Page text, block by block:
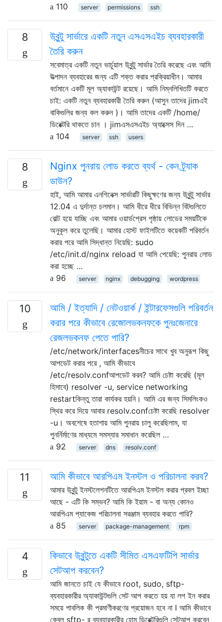
110
server permissions ssh
8
উবুন্টু সার্ভারে একটি নতুন এসএসএইচ ব্যবহারকারী
তৈরি করুন
সবেমাত্র একটি নতুন ভার্চুয়াল উবুন্টু সার্ভার তৈরি করেছে এবং আমি
উত্পাদন ব্যবহারের জন্য এটি শক্ত করার প্রক্রিয়াধীন। আমার
বর্তমানে একটি মূল অ্যাকাউন্ট রয়েছে। আমি নিম্নলিখিতটি করতে
চাই: একটি নতুন ব্যবহারকারী তৈরি করুন (আসুন তাদের jimএই
বাকিগুলির জন্য কল করুন )। আমি তাদের একটি /home/
ডিরেক্টরি থাকতে চান । jimএসএসএইচ অ্যাক্সেস দিন …
104
server ssh users
8
Nginx পুনরায় লোড করতে ব্যর্থ - কেন ট্র্যাক
ডাউন?
হাই, আমি আমার এনগিনেক্স সার্ভারটি কিছুক্ষণের জন্য উবুন্টু সার্ভার
12.04 এ দুর্দান্ত চলমান। আমি ধীরে ধীরে বিভিন্ন বিটগুলিতে
বোল্ট হয়ে যাচ্ছি এবং আমার ওয়ার্ডপ্রেস পৃষ্ঠায় লোডের সময়টিকে
অনুকূল করে তুলেছি। আমার হোস্ট ফাইলটিতে কয়েকটি পরিবর্তন
করার পরে আমি সিদ্ধান্ত নিয়েছি: sudo
/etc/init.d/nginx reload যা আমি পেয়েছি: পুনরায় লোড
করা হচ্ছে …
96
server nginx debugging wordpress
10
আমি / ইত্যাদি / নেটওয়ার্ক / ইন্টারফেসগুলি পরিবর্তন
করার পরে কীভাবে রেজোলভকনফকে পুনঃজেনারে
রেজলভকনফ পেতে পারি?
/etc/network/interfacesনীচের সাথে খুব অনুরূপ কিছু
আপডেট করার পরে , আমি কীভাবে
/etc/resolv.confআপডেট করব? আমি চেষ্টা করেছি (মূল
হিসাবে) resolver -u, service networking
restartকিন্তু তারা কার্যকর হয়নি। আমি এর জন্য সিমলিংকও
স্থির করে দিয়ে আবার resolv.confচেষ্টা করেছি resolver
-u। অবশেষে হতাশায় আমি পুনরায় চালু করেছিলাম, যা
পুনর্নির্মাণের মাধ্যমে সমস্যার সমাধান করেছিল …
92
server dns resolv.conf
11 আমি কীভাবে আরপিএম ইনস্টল ও পরিচালনা করব?
আমার উবুন্টু ইনস্টলেশনটিতে আরপিএম ইনস্টল করার প্রবল ইচ্ছা
আছে - এটি কি সম্ভব? আমি কি ইয়াম - বা অন্য কোনও
আরপিএম প্যাকেজ পরিচালনা সরঞ্জাম ব্যবহার করতে পারি?
85
server package-management rpm
4
কিভাবে উবুন্টুতে একটি সীমিত এসএফটিপি সার্ভার
সেটআপ করবেন?
আমি জানতে চাই যে কীভাবে root, sudo, sftp-
ব্যবহারকারীর অ্যাকাউন্টগুলি সেট আপ করতে হয় যা লগ ইন করার
সময়ে পাবলিক কী প্রমাণীকরণের প্রয়োজন হবে না I আমি কীভাবে
কেবল sftp- র ব্যবহারকারীর হোম ডিরেক্টরিগুলি সেটআপ করবেন